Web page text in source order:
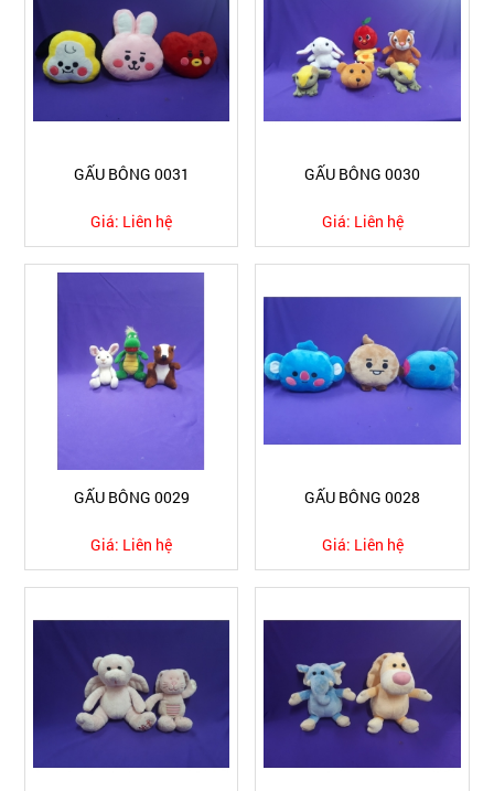
GẤU BÔNG 0031
Giá: Liên hệ
GẤU BÔNG 0030
Giá: Liên hệ
GẤU BÔNG 0029
Giá: Liên hệ
GẤU BÔNG 0028
Giá: Liên hệ